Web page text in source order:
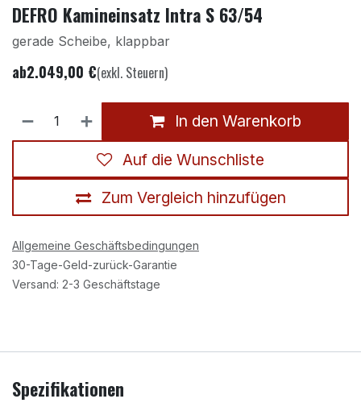
DEFRO Kamineinsatz Intra S 63/54
gerade Scheibe, klappbar
ab2.049,00 €(exkl. Steuern)
In den Warenkorb
Zum Vergleich hinzufügen
Auf die Wunschliste
Allgemeine Geschäftsbedingungen
30-Tage-Geld-zurück-Garantie
Versand: 2-3 Geschäftstage
Spezifikationen